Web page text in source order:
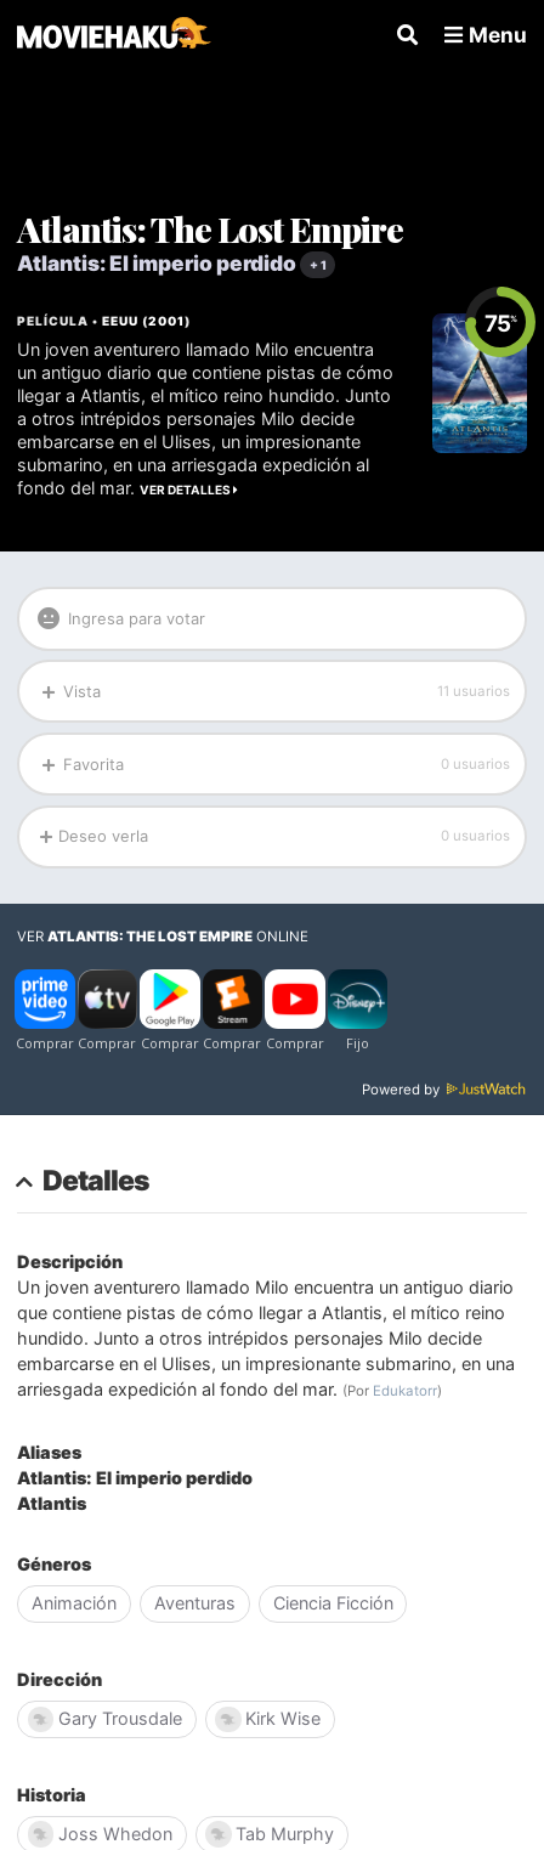
Menu
Atlantis: The Lost Empire
Atlantis: El imperio perdido + 1
75%
PELÍCULA •EEUU (2001)
Un joven aventurero llamado Milo encuentra
un antiguo diario que contiene pistas de cómo
llegar a Atlantis, el mítico reino hundido. Junto
a otros intrépidos personajes Milo decide
embarcarse en el Ulises, un impresionante
submarino, en una arriesgada expedición al
fondo del mar.VER DETALLES
Ingresa para votar
Vista 11 usuarios
Favorita 0 usuarios
Deseo verla 0 usuarios
VERATLANTIS: THE LOST EMPIRE ONLINE
Powered by
Detalles
Descripción
Un joven aventurero llamado Milo encuentra un antiguo diario
que contiene pistas de cómo llegar a Atlantis, el mítico reino
hundido. Junto a otros intrépidos personajes Milo decide
embarcarse en el Ulises, un impresionante submarino, en una
arriesgada expedición al fondo del mar. (Por Edukatorr)
Aliases
Atlantis: El imperio perdido
Atlantis
Géneros
Animación
Aventuras Ciencia Ficción
Dirección
Gary Trousdale
Kirk Wise
Historia
Joss Whedon
Tab Murphy